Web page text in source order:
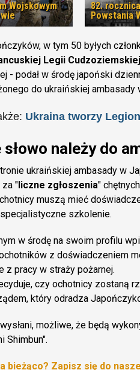
Wojskowym
82.
Powstania
w tym 50 byłych
Legii Cudzoziemskiej
- podał w środę japoński
do ukraińskiej ambasady
Ukraina tworzy
należy do
ukraińskiej ambasady w
"liczne zgłoszenia"
muszą mieć
szkolenie.
w środę na swoim profilu
z doświadczeniem
z pracy w straży pożarnej.
czy ochotnicy zostaną
który odradza
możliwe, że będą
Shimbun".
bieżąco? Zapisz się do